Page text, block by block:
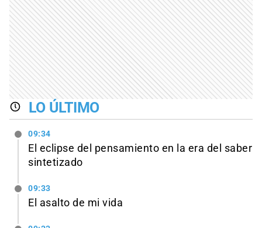
LO ÚLTIMO
09:34
El eclipse del pensamiento en la era del saber
sintetizado
09:33
El asalto de mi vida